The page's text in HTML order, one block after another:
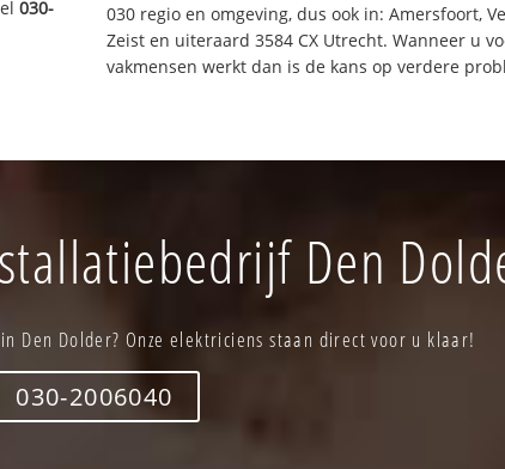
030-
030 regio en omgeving, dus ook in: Amersfoort,
Zeist en uiteraard 3584 CX Utrecht. Wanneer u
vakmensen werkt dan is de kans op verdere
Den
Den Dolder? Onze elektriciens staan direct voor u klaar!
030-2006040